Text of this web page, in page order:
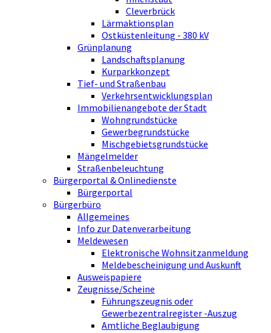
Cleverbrück
Lärmaktionsplan
Ostküstenleitung - 380 kV
Grünplanung
Landschaftsplanung
Kurparkkonzept
Tief- und Straßenbau
Verkehrsentwicklungsplan
Immobilienangebote der Stadt
Wohngrundstücke
Gewerbegrundstücke
Mischgebietsgrundstücke
Mängelmelder
Straßenbeleuchtung
Bürgerportal & Onlinedienste
Bürgerportal
Bürgerbüro
Allgemeines
Info zur Datenverarbeitung
Meldewesen
Elektronische Wohnsitzanmeldung
Meldebescheinigung und Auskunft
Ausweispapiere
Zeugnisse/Scheine
Führungszeugnis oder
Gewerbezentralregister -Auszug
Amtliche Beglaubigung